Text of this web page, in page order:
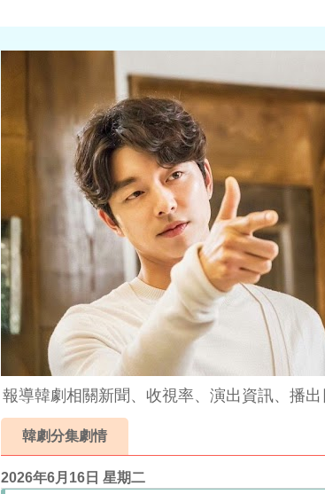
報導韓劇相關新聞、收視率、演出資訊、播
韓劇分集劇情
2026年6月16日 星期二